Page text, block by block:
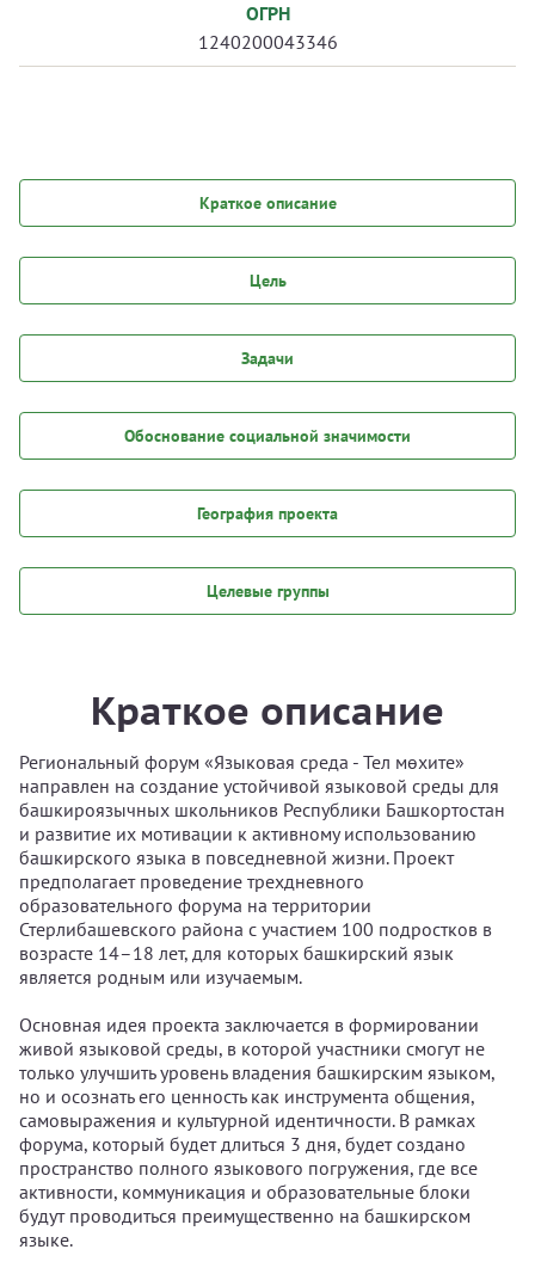
ОГРН
1240200043346
Краткое описание
Цель
Задачи
Обоснование социальной значимости
География проекта
Целевые группы
Краткое описание
Региональный форум «Языковая среда - Тел мөхите»
направлен на создание устойчивой языковой среды для
башкироязычных школьников Республики Башкортостан
и развитие их мотивации к активному использованию
башкирского языка в повседневной жизни. Проект
предполагает проведение трехдневного
образовательного форума на территории
Стерлибашевского района с участием 100 подростков в
возрасте 14–18 лет, для которых башкирский язык
является родным или изучаемым.
Основная идея проекта заключается в формировании
живой языковой среды, в которой участники смогут не
только улучшить уровень владения башкирским языком,
но и осознать его ценность как инструмента общения,
самовыражения и культурной идентичности. В рамках
форума, который будет длиться 3 дня, будет создано
пространство полного языкового погружения, где все
активности, коммуникация и образовательные блоки
будут проводиться преимущественно на башкирском
языке.